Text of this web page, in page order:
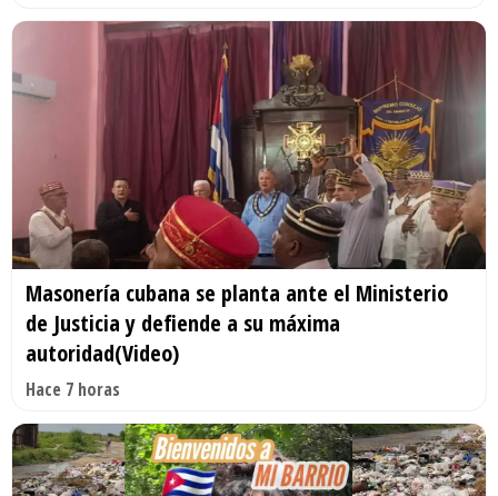
Masonería cubana se planta ante el Ministerio
de Justicia y defiende a su máxima
autoridad(Video)
Hace 7 horas